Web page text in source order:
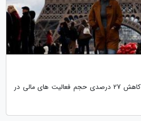
بانک مرکزی فرانسه از کاهش 27 درصدی حجم فعالیت های مالی در